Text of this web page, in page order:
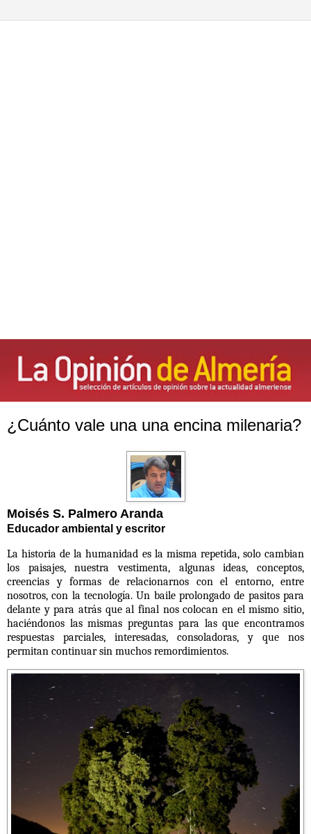
¿Cuánto vale una una encina milenaria?
Moisés S. Palmero Aranda
Educador ambiental y escritor
La historia de la humanidad es la misma repetida, solo cambian
los paisajes, nuestra vestimenta, algunas ideas, conceptos,
creencias y formas de relacionarnos con el entorno, entre
nosotros, con la tecnología. Un baile prolongado de pasitos para
delante y para atrás que al final nos colocan en el mismo sitio,
haciéndonos las mismas preguntas para las que encontramos
respuestas parciales, interesadas, consoladoras, y que nos
permitan continuar sin muchos remordimientos.